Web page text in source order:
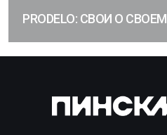
PRODELO: СВОИ О СВОЕМ